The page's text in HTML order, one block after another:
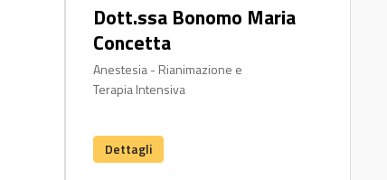
Dott.ssa Bonomo Maria
Concetta
Anestesia - Rianimazione e
Terapia Intensiva
Dettagli